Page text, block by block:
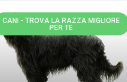
CANI - TROVA LA RAZZA MIGLIORE
PER TE